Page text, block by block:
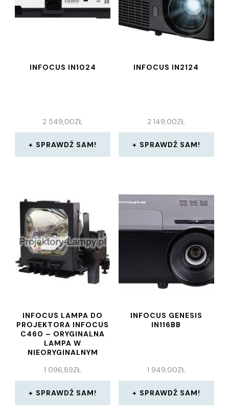
INFOCUS IN1024
2 549,00ZŁ
SPRAWDŹ SAM!
INFOCUS IN2124
2 149,00ZŁ
SPRAWDŹ SAM!
INFOCUS LAMPA DO
PROJEKTORA INFOCUS
C460 – ORYGINALNA
LAMPA W
NIEORYGINALNYM
1 096,89ZŁ
SPRAWDŹ SAM!
INFOCUS GENESIS
IN116BB
1 949,00ZŁ
SPRAWDŹ SAM!